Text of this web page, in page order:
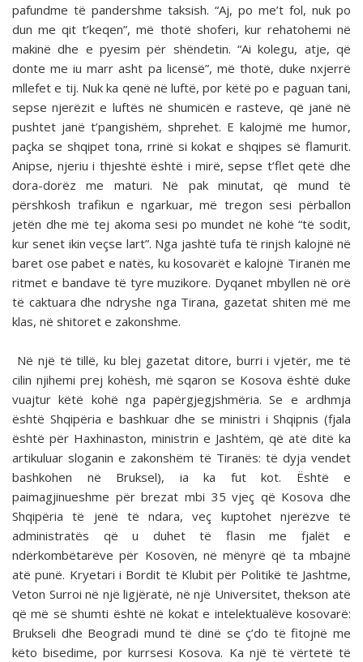
pafundme të pandershme taksish. “Aj, po me’t fol, nuk po
dun me qit t’keqen”, më thotë shoferi, kur rehatohemi në
makinë dhe e pyesim për shëndetin. “Ai kolegu, atje, që
donte me iu marr asht pa licensë”, më thotë, duke nxjerrë
mllefet e tij. Nuk ka qenë në luftë, por këtë po e paguan tani,
sepse njerëzit e luftës në shumicën e rasteve, që janë në
pushtet janë t’pangishëm, shprehet. E kalojmë me humor,
paçka se shqipet tona, rrinë si kokat e shqipes së flamurit.
Anipse, njeriu i thjeshtë është i mirë, sepse t’flet qetë dhe
dora-dorëz me maturi. Në pak minutat, që mund të
përshkosh trafikun e ngarkuar, më tregon sesi përballon
jetën dhe më tej akoma sesi po mundet në kohë “të sodit,
kur senet ikin veçse lart”. Nga jashtë tufa të rinjsh kalojnë në
baret ose pabet e natës, ku kosovarët e kalojnë Tiranën me
ritmet e bandave të tyre muzikore. Dyqanet mbyllen në orë
të caktuara dhe ndryshe nga Tirana, gazetat shiten më me
klas, në shitoret e zakonshme.
Në një të tillë, ku blej gazetat ditore, burri i vjetër, me të
cilin njihemi prej kohësh, më sqaron se Kosova është duke
vuajtur këtë kohë nga papërgjegjshmëria. Se e ardhmja
është Shqipëria e bashkuar dhe se ministri i Shqipnis (fjala
është për Haxhinaston, ministrin e Jashtëm, që atë ditë ka
artikuluar sloganin e zakonshëm të Tiranës: të dyja vendet
bashkohen në Bruksel), ia ka fut kot. Është e
paimagjinueshme për brezat mbi 35 vjeç që Kosova dhe
Shqipëria të jenë të ndara, veç kuptohet njerëzve të
administratës që u duhet të flasin me fjalët e
ndërkombëtarëve për Kosovën, në mënyrë që ta mbajnë
atë punë. Kryetari i Bordit të Klubit për Politikë të Jashtme,
Veton Surroi në një ligjëratë, në një Universitet, thekson atë
që më së shumti është në kokat e intelektualëve kosovarë:
Brukseli dhe Beogradi mund të dinë se ç’do të fitojnë me
këto bisedime, por kurrsesi Kosova. Ka një të vërtetë të